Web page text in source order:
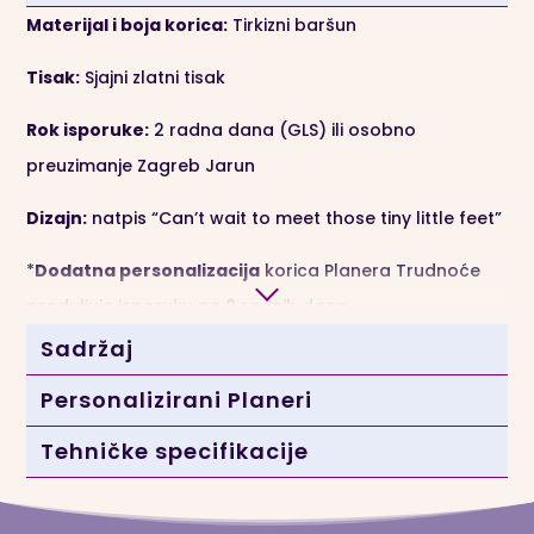
Materijal i boja korica: Tirkizni baršun
Tisak: Sjajni zlatni tisak
Rok isporuke: 2 radna dana (GLS) ili osobno
preuzimanje Zagreb Jarun
Dizajn: natpis “Can’t wait to meet those tiny little feet”
*Dodatna personalizacija korica Planera Trudnoće
produljuje isporuku na 8 radnih dana.
Sadržaj
Personalizirani Planeri
Tehničke specifikacije